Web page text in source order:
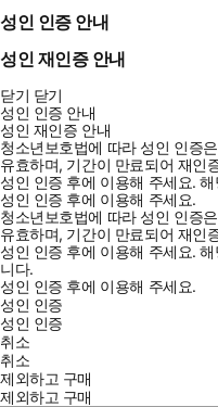
성인 인증 안내
성인 재인증 안내
닫기 닫기
성인 인증 안내
성인 재인증 안내
청소년보호법에 따라 성인 인증
유효하며, 기간이 만료되어 재인
성인 인증 후에 이용해 주세요.해
성인 인증 후에 이용해 주세요.
청소년보호법에 따라 성인 인증
유효하며, 기간이 만료되어 재인
성인 인증 후에 이용해 주세요.해
니다.
성인 인증 후에 이용해 주세요.
성인 인증
성인 인증
취소
취소
제외하고 구매
제외하고 구매